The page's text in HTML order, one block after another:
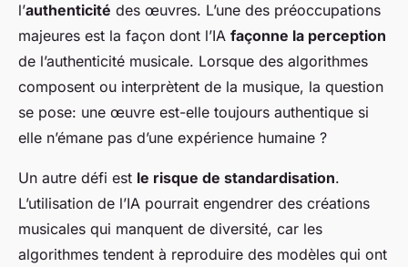
l’authenticité des œuvres. L’une des préoccupations
majeures est la façon dont l’IA façonne la perception
de l’authenticité musicale. Lorsque des algorithmes
composent ou interprètent de la musique, la question
se pose: une œuvre est-elle toujours authentique si
elle n’émane pas d’une expérience humaine ?
Un autre défi est le risque de standardisation.
L’utilisation de l’IA pourrait engendrer des créations
musicales qui manquent de diversité, car les
algorithmes tendent à reproduire des modèles qui ont